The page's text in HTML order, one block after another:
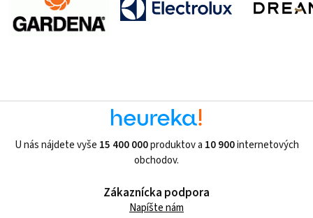
U nás nájdete vyše 15 400 000produktov a 10 900internetových
obchodov.
Zákaznícka podpora
Napíšte nám